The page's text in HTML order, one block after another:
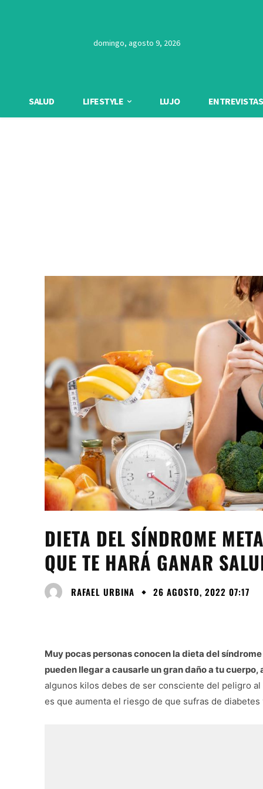
domingo, agosto 9, 2026
SALUD LIFESTYLE LUJO ENTREVISTAS
DIETA DEL SÍNDROME
QUE TE HARÁ GANAR
RAFAEL URBINA 26 AGOSTO, 2022 07:17
Muy pocas personas conocen la dieta del
pueden llegar a causarle un gran daño a tu cuerpo,
algunos kilos debes de ser consciente del peligro
es que aumenta el riesgo de que sufras de